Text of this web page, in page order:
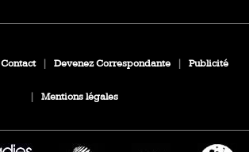
Contact Devenez Correspondante Publicité
Mentions légales